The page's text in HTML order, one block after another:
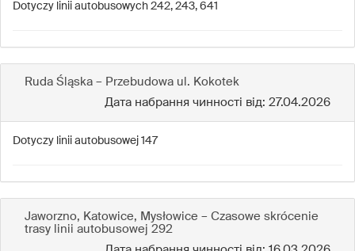
Dotyczy linii autobusowych 242, 243, 641
Ruda Śląska – Przebudowa ul. Kokotek
Дата набрання чинності від: 27.04.2026
Dotyczy linii autobusowej 147
Jaworzno, Katowice, Mysłowice – Czasowe skrócenie
trasy linii autobusowej 292